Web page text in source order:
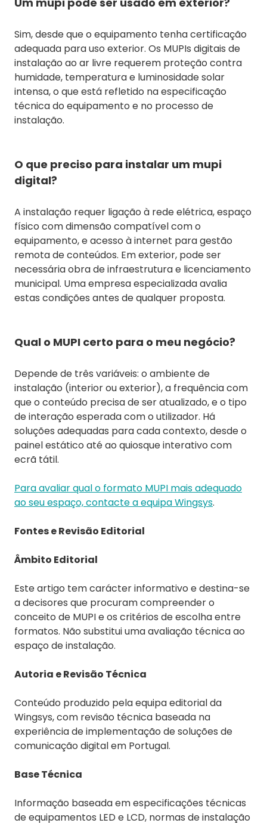
Sim, desde que o equipamento tenha certificação
adequada para uso exterior. Os MUPIs digitais de
instalação ao ar livre requerem proteção contra
humidade, temperatura e luminosidade solar
intensa, o que está refletido na especificação
técnica do equipamento e no processo de
instalação.
O que preciso para instalar um mupi
digital?
A instalação requer ligação à rede elétrica, espaço
físico com dimensão compatível com o
equipamento, e acesso à internet para gestão
remota de conteúdos. Em exterior, pode ser
necessária obra de infraestrutura e licenciamento
municipal. Uma empresa especializada avalia
estas condições antes de qualquer proposta.
Qual o MUPI certo para o meu negócio?
Depende de três variáveis: o ambiente de
instalação (interior ou exterior), a frequência com
que o conteúdo precisa de ser atualizado, e o tipo
de interação esperada com o utilizador. Há
soluções adequadas para cada contexto, desde o
painel estático até ao quiosque interativo com
ecrã tátil.
Para avaliar qual o formato MUPI mais adequado
ao seu espaço, contacte a equipa Wingsys.
Fontes e Revisão Editorial
Âmbito Editorial
Este artigo tem carácter informativo e destina-se
a decisores que procuram compreender o
conceito de MUPI e os critérios de escolha entre
formatos. Não substitui uma avaliação técnica ao
espaço de instalação.
Autoria e Revisão Técnica
Conteúdo produzido pela equipa editorial da
Wingsys, com revisão técnica baseada na
experiência de implementação de soluções de
comunicação digital em Portugal.
Base Técnica
Informação baseada em especificações técnicas
de equipamentos LED e LCD, normas de instalação